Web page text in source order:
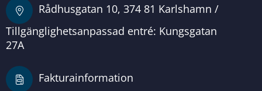
Rådhusgatan 10, 374 81 Karlshamn /
Tillgänglighetsanpassad entré: Kungsgatan
27A
Fakturainformation